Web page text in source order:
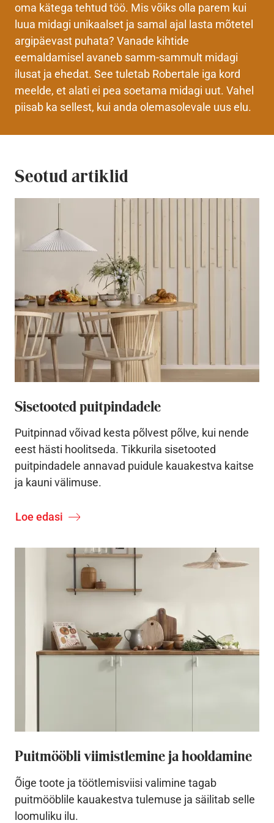
oma kätega tehtud töö. Mis võiks olla parem kui
luua midagi unikaalset ja samal ajal lasta mõtetel
argipäevast puhata? Vanade kihtide
eemaldamisel avaneb samm-sammult midagi
ilusat ja ehedat. See tuletab Robertale iga kord
meelde, et alati ei pea soetama midagi uut. Vahel
piisab ka sellest, kui anda olemasolevale uus elu.
Seotud artiklid
Sisetooted puitpindadele
Puitpinnad võivad kesta põlvest põlve, kui nende
eest hästi hoolitseda. Tikkurila sisetooted
puitpindadele annavad puidule kauakestva kaitse
ja kauni välimuse.
Loe edasi
Puitmööbli viimistlemine ja hooldamine
Õige toote ja töötlemisviisi valimine tagab
puitmööblile kauakestva tulemuse ja säilitab selle
loomuliku ilu.